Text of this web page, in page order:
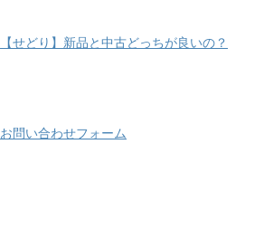
【せどり】新品と中古どっちが良いの？
お問い合わせフォーム